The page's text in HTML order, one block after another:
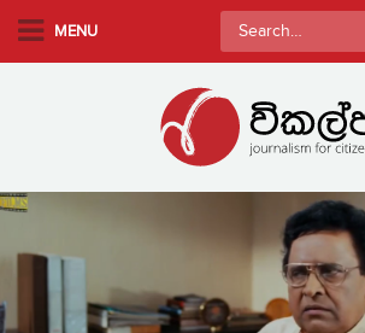
m
c
MENU
Search
for: